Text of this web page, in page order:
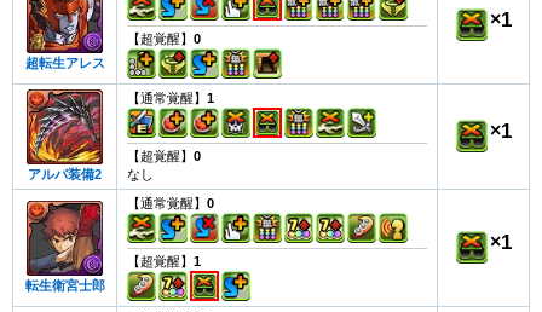
超転生アレス
【超覚醒】 0
×1
アルバ装備2
【通常覚醒】 1
【超覚醒】 0
なし
×1
転生衛宮士郎
【通常覚醒】 0
【超覚醒】 1
×1